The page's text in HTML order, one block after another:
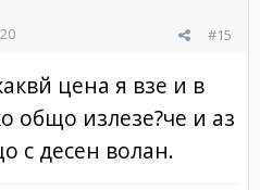
#15
цена я взе и в
общо излезе?че и аз
с десен волан.